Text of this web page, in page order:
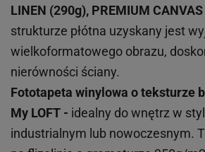
LINEN (290g), PREMIUM
strukturze płótna uzyskany jest
wielkoformatowego obrazu,
nierówności ściany.
Fototapeta winylowa oteksturze
My LOFT - idealny do wnętrz w
industrialnym lub nowoczesnym.